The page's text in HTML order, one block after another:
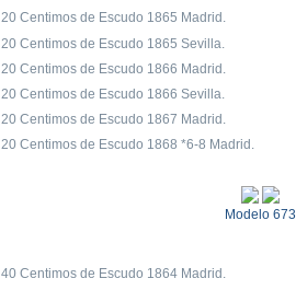
20 Centimos de Escudo 1865 Madrid.
20 Centimos de Escudo 1865 Sevilla.
20 Centimos de Escudo 1866 Madrid.
20 Centimos de Escudo 1866 Sevilla.
20 Centimos de Escudo 1867 Madrid.
20 Centimos de Escudo 1868 *6-8 Madrid.
Modelo 673
40 Centimos de Escudo 1864 Madrid.